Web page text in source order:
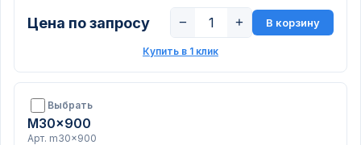
Цена по запросу − + В корзину
Купить в 1 клик
Выбрать
M30x900
Арт. m30x900